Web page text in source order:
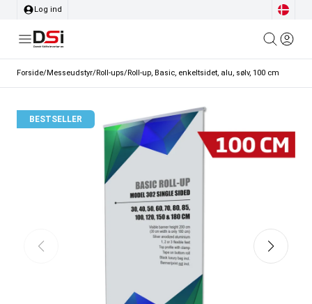
Log ind
Forside/Messeudstyr/Roll-ups/Roll-up, Basic, enkeltsidet, alu, sølv, 100 cm
BESTSELLER